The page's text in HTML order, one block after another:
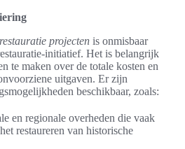
projecten is onmisbaar
initiatief. Het is belangrijk
te maken over de totale kosten en
uitgaven. Er zijn
beschikbaar, zoals:
en regionale overheden die vaak
restaureren van historische